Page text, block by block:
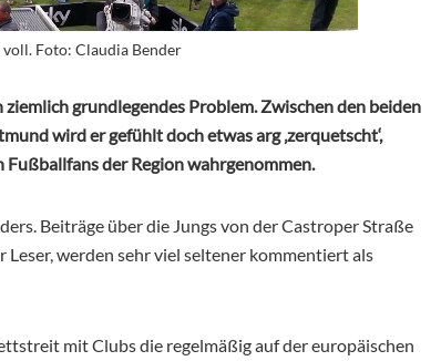
Foto: Claudia Bender
grundlegendes Problem. Zwischen den beiden
wird er gefühlt doch etwas arg ‚zerquetscht‘,
Fußballfans der Region wahrgenommen.
Beiträge über die Jungs von der Castroper Straße
werden sehr viel seltener kommentiert als
mit Clubs die regelmäßig auf der europäischen